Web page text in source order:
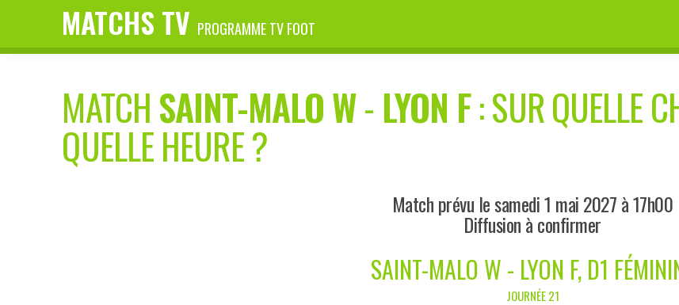
MATCHS TV PROGRAMME TV FOOT
MATCHSAINT-MALO W- LYON F: SUR QUELLE
QUELLE HEURE ?
Match prévu le samedi 1 mai 2027 à 17h00
Diffusion à confirmer
SAINT-MALO W - LYON F, D1
JOURNÉE 21